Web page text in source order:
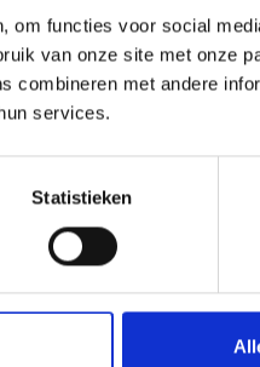
om functies voor social
van onze site met onze
combineren met andere
services.
Statistieken
gevelconstructie in goede
Verbindingsprofielen: Voor
naar bijvoorbeeld
en waterdichte afwerking.
Voor een
over de open einden van
Afwateringsprofiel:
Zorgt
zodat dit niet blijft staan
verlengt.